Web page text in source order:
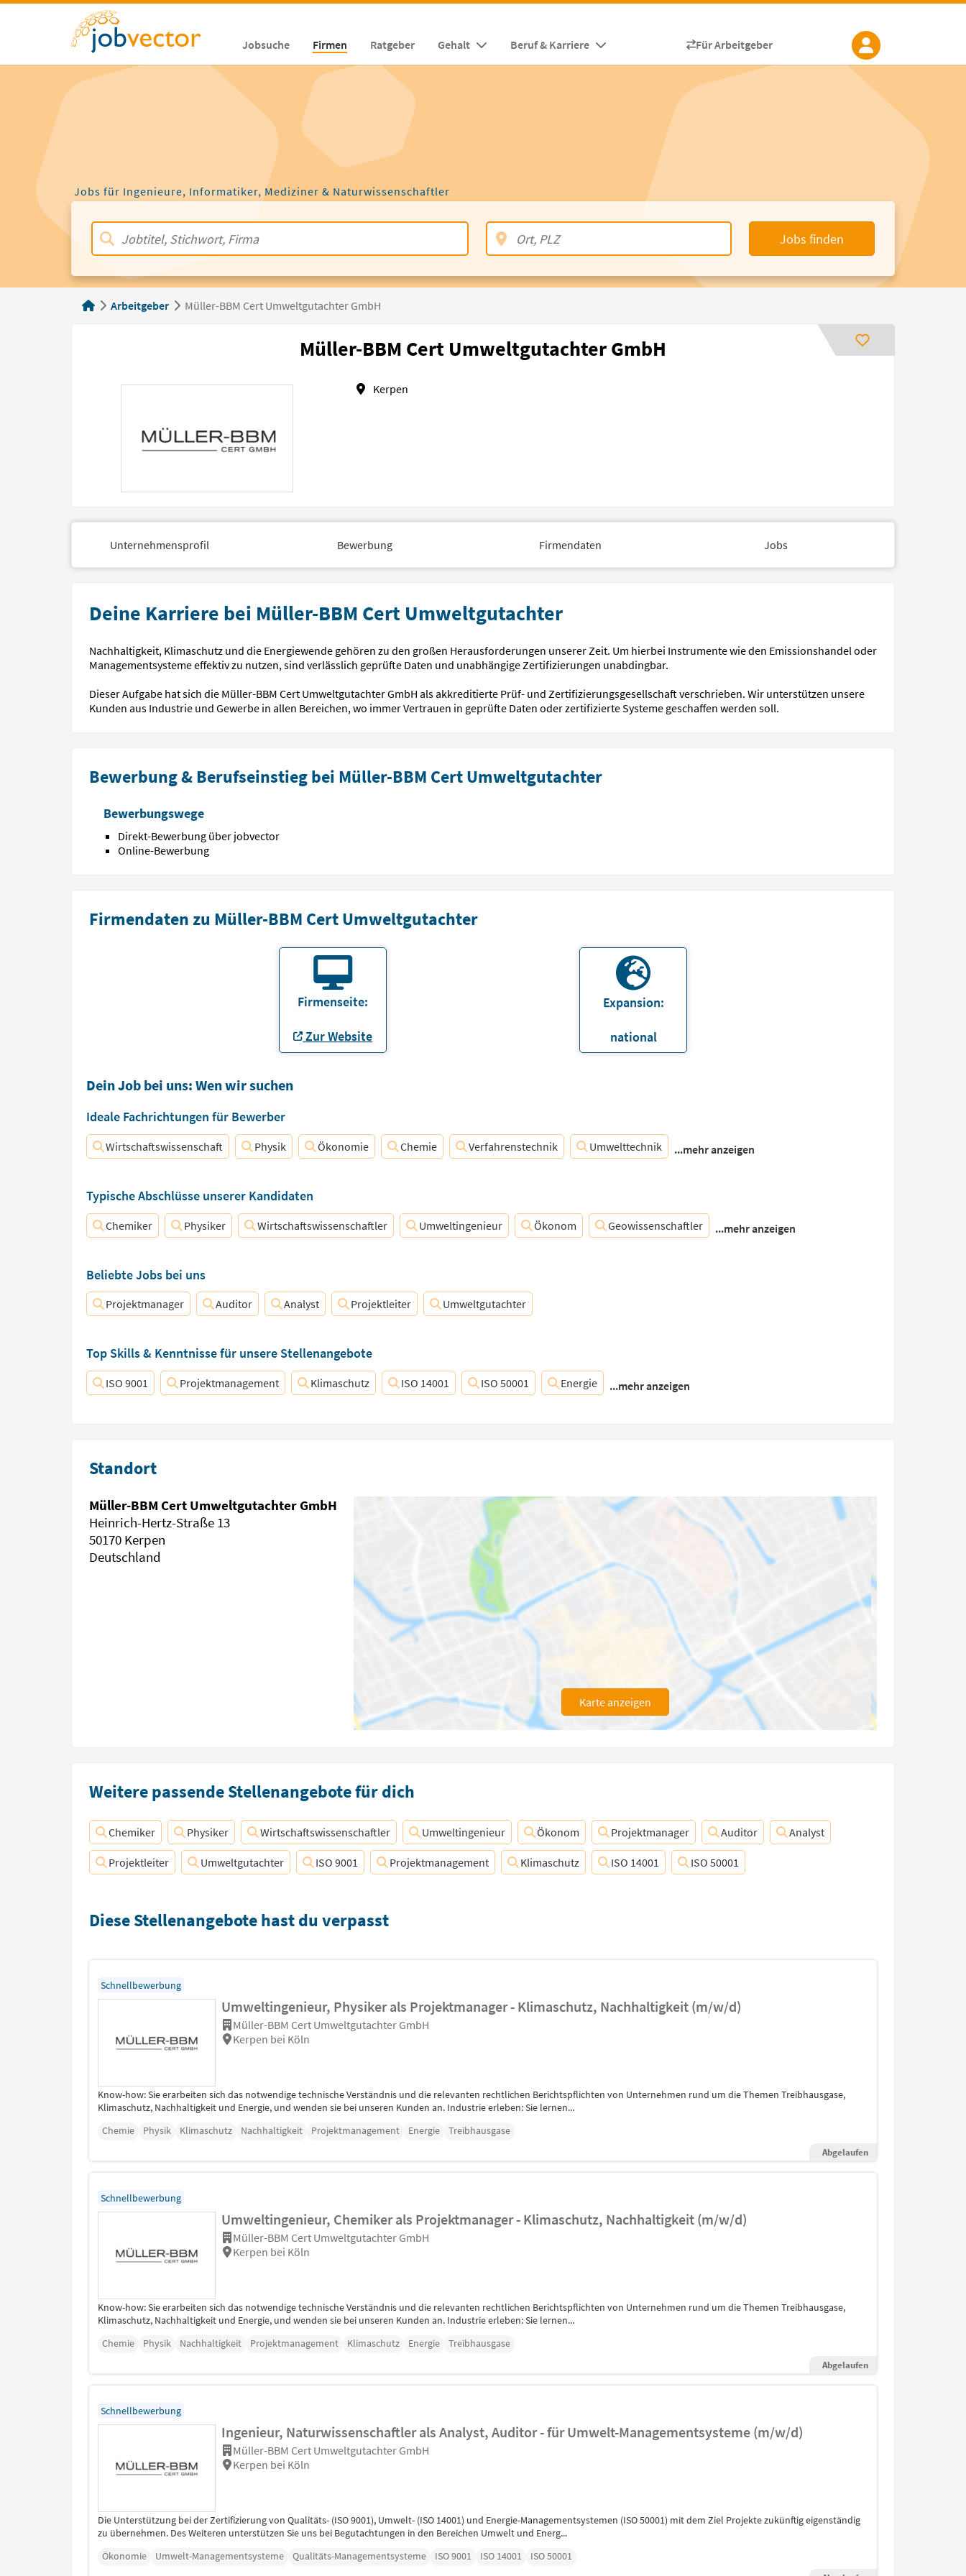
Jobsuche Firmen Ratgeber Gehalt Beruf & Karriere Für Arbeitgeber
Jobs für Ingenieure, Informatiker, Mediziner & Naturwissenschaftler
Jobs finden
Arbeitgeber Müller-BBM Cert Umweltgutachter GmbH
Müller-BBM Cert Umweltgutachter GmbH
Kerpen
Unternehmensprofil Bewerbung Firmendaten Jobs
Deine Karriere bei Müller-BBM Cert Umweltgutachter
Nachhaltigkeit, Klimaschutz und die Energiewende gehören zu den großen Herausforderungen unserer Zeit. Um hierbei Instrumente wie den Emissionshandel oder
Managementsysteme effektiv zu nutzen, sind verlässlich geprüfte Daten und unabhängige Zertifizierungen unabdingbar.
Dieser Aufgabe hat sich die Müller-BBM Cert Umweltgutachter GmbH als akkreditierte Prüf- und Zertifizierungsgesellschaft verschrieben. Wir unterstützen unsere
Kunden aus Industrie und Gewerbe in allen Bereichen, wo immer Vertrauen in geprüfte Daten oder zertifizierte Systeme geschaffen werden soll.
Bewerbung & Berufseinstieg bei Müller-BBM Cert Umweltgutachter
Bewerbungswege
Direkt-Bewerbung über jobvector
Online-Bewerbung
Firmendaten zu Müller-BBM Cert Umweltgutachter
Firmenseite:
Zur Website
Expansion:
national
Dein Job bei uns: Wen wir suchen
Ideale Fachrichtungen für Bewerber
Wirtschaftswissenschaft Physik Ökonomie Chemie Verfahrenstechnik Umwelttechnik ...mehr anzeigen
Typische Abschlüsse unserer Kandidaten
Chemiker Physiker Wirtschaftswissenschaftler Umweltingenieur Ökonom Geowissenschaftler ...mehr anzeigen
Beliebte Jobs bei uns
Projektmanager Auditor Analyst Projektleiter Umweltgutachter
Top Skills & Kenntnisse für unsere Stellenangebote
ISO 9001 Projektmanagement Klimaschutz ISO 14001 ISO 50001 Energie ...mehr anzeigen
Standort
Müller-BBM Cert Umweltgutachter GmbH
Heinrich-Hertz-Straße 13
50170 Kerpen
Deutschland
Karte anzeigen
Weitere passende Stellenangebote für dich
Chemiker Physiker Wirtschaftswissenschaftler Umweltingenieur Ökonom Projektmanager Auditor Analyst
Projektleiter Umweltgutachter ISO 9001 Projektmanagement Klimaschutz ISO 14001 ISO 50001
Diese Stellenangebote hast du verpasst
Schnellbewerbung
Umweltingenieur, Physiker als Projektmanager - Klimaschutz, Nachhaltigkeit (m/w/d)
Müller-BBM Cert Umweltgutachter GmbH
Kerpen bei Köln
Know-how: Sie erarbeiten sich das notwendige technische Verständnis und die relevanten rechtlichen Berichtspflichten von Unternehmen rund um die Themen Treibhausgase,
Klimaschutz, Nachhaltigkeit und Energie, und wenden sie bei unseren Kunden an. Industrie erleben: Sie lernen...
Chemie
Physik Klimaschutz Nachhaltigkeit Projektmanagement Energie Treibhausgase
Abgelaufen
Schnellbewerbung
Umweltingenieur, Chemiker als Projektmanager - Klimaschutz, Nachhaltigkeit (m/w/d)
Müller-BBM Cert Umweltgutachter GmbH
Kerpen bei Köln
Know-how: Sie erarbeiten sich das notwendige technische Verständnis und die relevanten rechtlichen Berichtspflichten von Unternehmen rund um die Themen Treibhausgase,
Klimaschutz, Nachhaltigkeit und Energie, und wenden sie bei unseren Kunden an. Industrie erleben: Sie lernen...
Chemie
Physik Nachhaltigkeit Projektmanagement Klimaschutz Energie Treibhausgase
Abgelaufen
Schnellbewerbung
Ingenieur, Naturwissenschaftler als Analyst, Auditor - für Umwelt-Managementsysteme (m/w/d)
Müller-BBM Cert Umweltgutachter GmbH
Kerpen bei Köln
Die Unterstützung bei der Zertifizierung von Qualitäts- (ISO 9001), Umwelt- (ISO 14001) und Energie-Managementsystemen (ISO 50001) mit dem Ziel Projekte zukünftig eigenständig
zu übernehmen. Des Weiteren unterstützen Sie uns bei Begutachtungen in den Bereichen Umwelt und Energ...
Ökonomie
Umwelt-Managementsysteme Qualitäts-Managementsysteme ISO 9001 ISO 14001 ISO 50001